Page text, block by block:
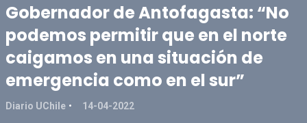
Gobernador de Antofagasta: “No
podemos permitir que en el norte
caigamos en una situación de
emergencia como en el sur”
Diario UChile 14-04-2022